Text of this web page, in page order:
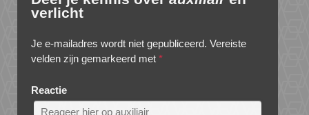
verlicht
Je e-mailadres wordt niet gepubliceerd. Vereiste
velden zijn gemarkeerd met *
Reactie